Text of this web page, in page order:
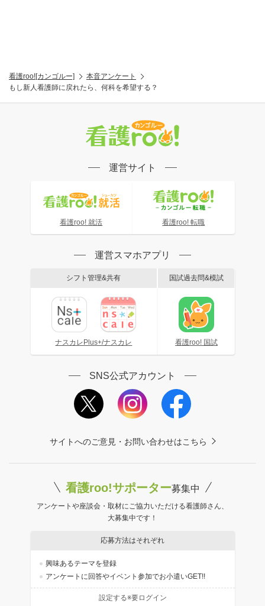
看護roo![カンゴルー]
本音アンケート
もし新人看護師に戻れたら、何科を希望する？
運営サイト
看護roo! 就活 看護roo! 転職
運営スマホアプリ
シフト管理&共有
ナスカレPlus+/ナスカレ
国試過去問&模試
看護roo! 国試
SNS公式アカウント
サイトへのご意見・お問い合わせはこちら
看護roo!サポーター募集中
アンケートや座談会・取材にご協力いただける看護師さん、
大募集中です！
応募方法はそれぞれ
興味あるテーマを登録
アンケートに回答やイベント参加でお小遣いGET!!
設定する※要ログイン